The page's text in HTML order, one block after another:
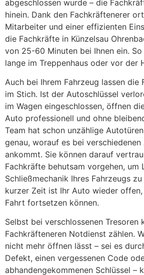
abgeschlossen wurde – die
hinein. Dank den Fachkräftenerer
Mitarbeiter und einer effizienten
die Fachkräfte in Künzelsau
von 25-60 Minuten bei Ihnen ein. So
lange im Treppenhaus oder vor der
Auch bei Ihrem Fahrzeug lassen die
im Stich. Ist der Autoschlüssel
im Wagen eingeschlossen, öffnen
Auto professionell und ohne
Team hat schon unzählige
genau, worauf es bei
ankommt. Sie können darauf
Fachkräfte behutsam vorgehen, um
Schließmechanik Ihres Fahrzeugs
kurzer Zeit ist Ihr Auto wieder offen,
Fahrt fortsetzen können.
Selbst bei verschlossenen Tresoren
Fachkräfteneren Notdienst zählen.
nicht mehr öffnen lässt – sei es
Defekt, einen vergessenen Code
abhandengekommenen Schlüssel –